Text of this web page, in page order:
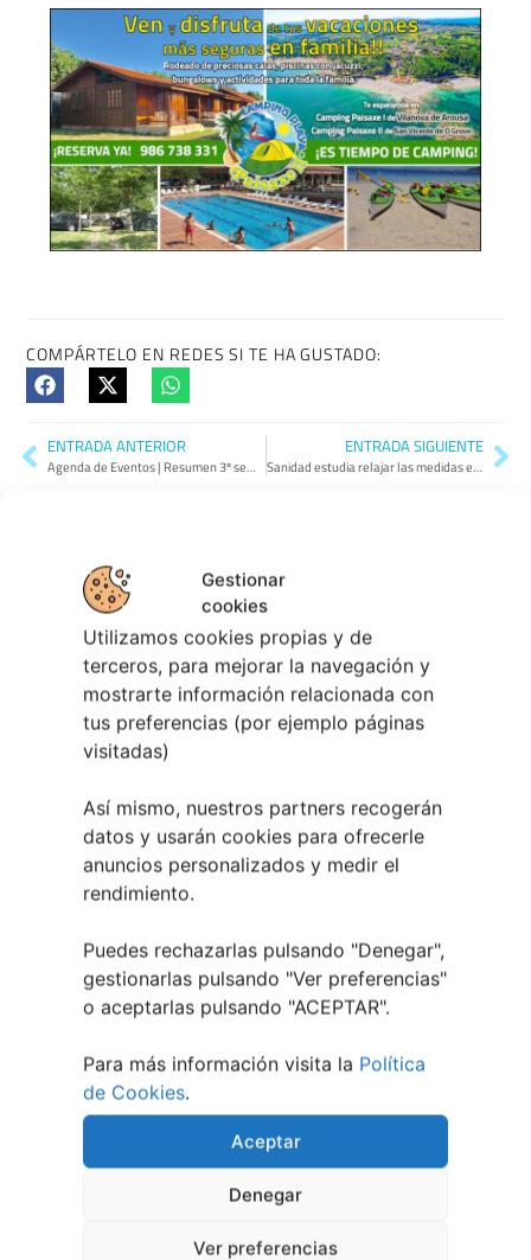
Gestionar
cookies
Utilizamos cookies propias y de
terceros, para mejorar la navegación y
mostrarte información relacionada con
tus preferencias (por ejemplo páginas
visitadas)
Así mismo, nuestros partners recogerán
datos y usarán cookies para ofrecerle
anuncios personalizados y medir el
rendimiento.
Puedes rechazarlas pulsando "Denegar",
gestionarlas pulsando "Ver preferencias"
o aceptarlas pulsando "ACEPTAR".
Para más información visita la Política
de Cookies.
Aceptar
Denegar
Ver preferencias
COMPÁRTELO EN REDES SI TE HA GUSTADO:
ENTRADA ANTERIOR
Agenda de Eventos | Resumen 3º semana de Mayo
ENTRADA SIGUIENTE
Sanidad estudia relajar las medidas en el exterior
TAMBIÉN PODRÍA GUSTARTE:
12 julio, 2026